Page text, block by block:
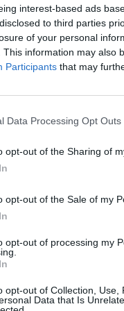
interest-based ads
to third parties
of your personal
This information may also
Participants that may
Data Processing Opt Outs
opt-out of the Sharing of
opt-out of the Sale of my
opt-out of processing my
opt-out of Collection,
Data that Is
nas do preferowanych
Pigułce